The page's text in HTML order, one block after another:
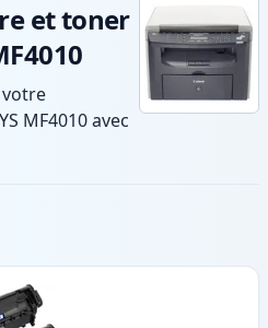
et toner
MF4010 avec
compatibles
qualité
livraison
en .